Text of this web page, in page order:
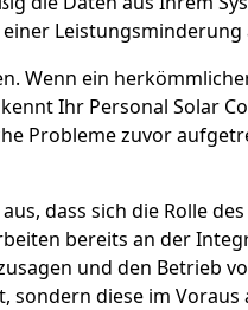
Wenn ein
Ihr Personal Solar
Probleme zuvor
dass sich die Rolle
bereits an der
und den Betrieb
sondern diese im Voraus